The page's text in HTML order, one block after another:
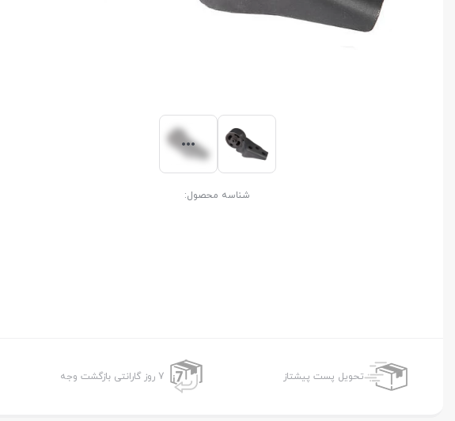
شناسه محصول:
تحویل پست پیشتاز 7 روز گارانتی بازگشت وجه